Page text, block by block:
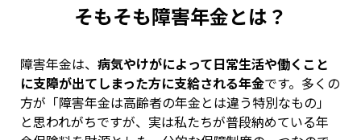
そもそも障害年金とは？
障害年金は、 病気やけがによって日常生活や働くこと
に支障が出てしまった方に支給される年金です。多くの
方が「障害年金は高齢者の年金とは違う特別なもの」
と思われがちですが、実は私たちが普段納めている年